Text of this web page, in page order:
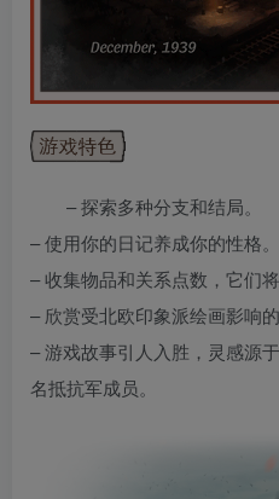
– 探索多种分支和结局。
– 使用你的日记养成你的性格。
– 收集物品和关系点数，它们将
– 欣赏受北欧印象派绘画影响的
– 游戏故事引人入胜，灵感源
名抵抗军成员。